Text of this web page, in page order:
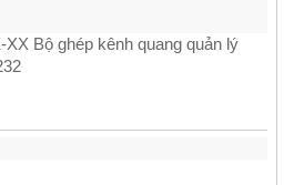
Bộ ghép kênh quang quản lý